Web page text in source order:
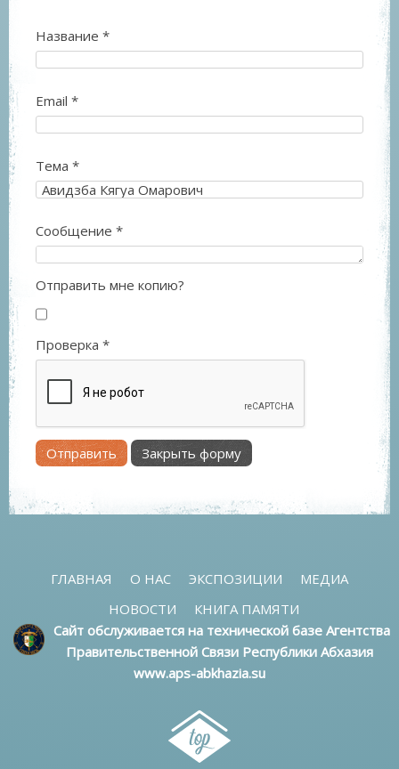
Название *
Email *
Тема *
Сообщение *
Отправить мне копию?
Проверка *
Отправить Закрыть форму
ГЛАВНАЯ О НАС ЭКСПОЗИЦИИ
МЕДИА
НОВОСТИ
КНИГА ПАМЯТИ
Сайт обслуживается на технической базе Агентства
Правительственной Связи Республики Абхазия
www.aps-abkhazia.su